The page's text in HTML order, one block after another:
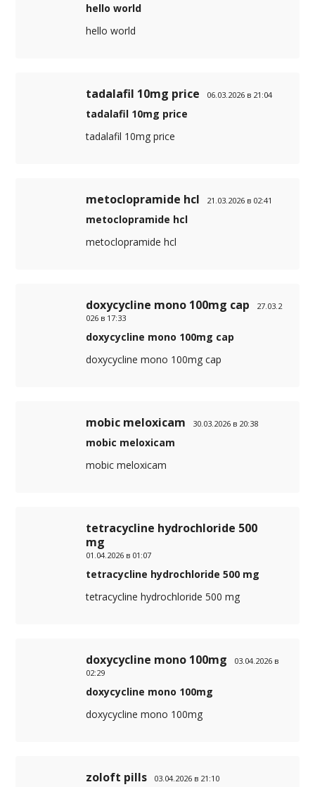
hello world
hello world
tadalafil 10mg price 06.03.2026 в 21:04
tadalafil 10mg price
tadalafil 10mg price
metoclopramide hcl 21.03.2026 в 02:41
metoclopramide hcl
metoclopramide hcl
doxycycline mono 100mg cap
27.03.2
026 в 17:33
doxycycline mono 100mg cap
doxycycline mono 100mg cap
mobic meloxicam 30.03.2026 в 20:38
mobic meloxicam
mobic meloxicam
tetracycline hydrochloride 500
mg
01.04.2026 в 01:07
tetracycline hydrochloride 500 mg
tetracycline hydrochloride 500 mg
doxycycline mono 100mg
03.04.2026 в
02:29
doxycycline mono 100mg
doxycycline mono 100mg
zoloft pills 03.04.2026 в 21:10